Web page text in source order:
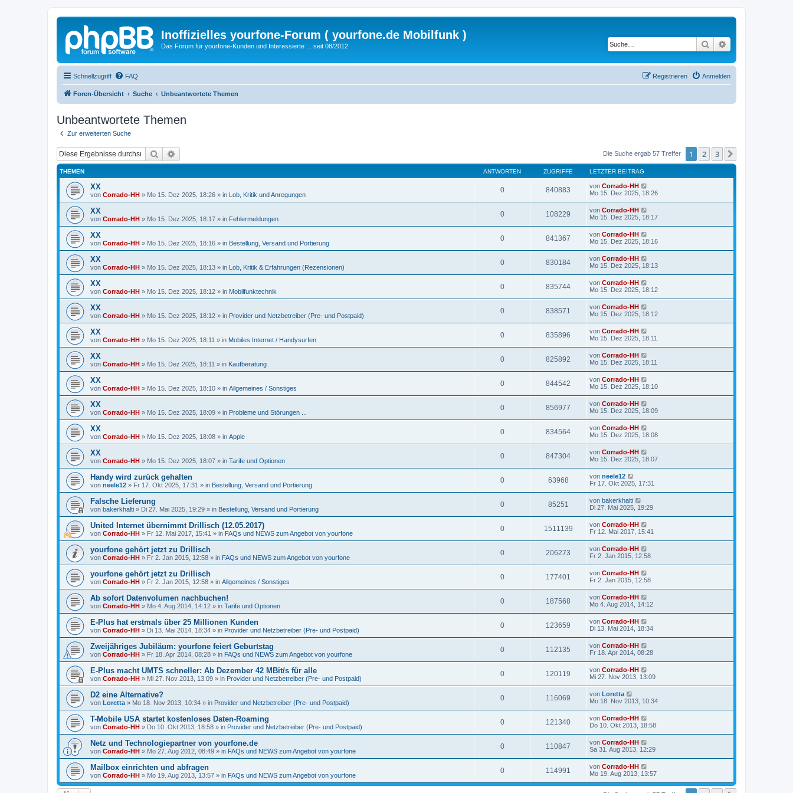
Inoffizielles yourfone-Forum ( yourfone.de Mobilfunk )
Das Forum für yourfone-Kunden und Interessierte ... seit 08/2012 Suche
Schnellzugriff FAQ Anmelden
Registrieren
Foren-Übersicht Suche Unbeantwortete Themen
Unbeantwortete Themen
Zur erweiterten Suche
Suche Die Suche ergab 57 Treffer 1 2 3
THEMEN ANTWORTEN ZUGRIFFE LETZTER BEITRAG
XX
von Corrado-HH » Mo 15. Dez 2025, 18:26 » in Lob, Kritik und Anregungen
0 840883 von Corrado-HH
Mo 15. Dez 2025, 18:26
XX
von Corrado-HH » Mo 15. Dez 2025, 18:17 » in Fehlermeldungen
0 108229 von Corrado-HH
Mo 15. Dez 2025, 18:17
XX
von Corrado-HH » Mo 15. Dez 2025, 18:16 » in Bestellung, Versand und Portierung
0 841367 von Corrado-HH
Mo 15. Dez 2025, 18:16
XX
von Corrado-HH » Mo 15. Dez 2025, 18:13 » in Lob, Kritik & Erfahrungen (Rezensionen)
0 830184 von Corrado-HH
Mo 15. Dez 2025, 18:13
XX
von Corrado-HH » Mo 15. Dez 2025, 18:12 » in Mobilfunktechnik
0 835744 von Corrado-HH
Mo 15. Dez 2025, 18:12
XX
von Corrado-HH » Mo 15. Dez 2025, 18:12 » in Provider und Netzbetreiber (Pre- und Postpaid)
0 838571 von Corrado-HH
Mo 15. Dez 2025, 18:12
XX
von Corrado-HH » Mo 15. Dez 2025, 18:11 » in Mobiles Internet / Handysurfen
0 835896 von Corrado-HH
Mo 15. Dez 2025, 18:11
XX
von Corrado-HH » Mo 15. Dez 2025, 18:11 » in Kaufberatung
0 825892 von Corrado-HH
Mo 15. Dez 2025, 18:11
XX
von Corrado-HH » Mo 15. Dez 2025, 18:10 » in Allgemeines / Sonstiges
0 844542 von Corrado-HH
Mo 15. Dez 2025, 18:10
XX
von Corrado-HH » Mo 15. Dez 2025, 18:09 » in Probleme und Störungen ...
0 856977 von Corrado-HH
Mo 15. Dez 2025, 18:09
XX
von Corrado-HH » Mo 15. Dez 2025, 18:08 » in Apple
0 834564 von Corrado-HH
Mo 15. Dez 2025, 18:08
XX
von Corrado-HH » Mo 15. Dez 2025, 18:07 » in Tarife und Optionen
0 847304 von Corrado-HH
Mo 15. Dez 2025, 18:07
Handy wird zurück gehalten
von neele12 » Fr 17. Okt 2025, 17:31 » in Bestellung, Versand und Portierung
0 63968 von neele12
Fr 17. Okt 2025, 17:31
Falsche Lieferung
von bakerkhalti » Di 27. Mai 2025, 19:29 » in Bestellung, Versand und Portierung
0 85251 von bakerkhalti
Di 27. Mai 2025, 19:29
United Internet übernimmt Drillisch (12.05.2017)
von Corrado-HH » Fr 12. Mai 2017, 15:41 » in FAQs und NEWS zum Angebot von yourfone
0 1511139 von Corrado-HH
Fr 12. Mai 2017, 15:41
yourfone gehört jetzt zu Drillisch
von Corrado-HH » Fr 2. Jan 2015, 12:58 » in FAQs und NEWS zum Angebot von yourfone
0 206273 von Corrado-HH
Fr 2. Jan 2015, 12:58
yourfone gehört jetzt zu Drillisch
von Corrado-HH » Fr 2. Jan 2015, 12:58 » in Allgemeines / Sonstiges
0 177401 von Corrado-HH
Fr 2. Jan 2015, 12:58
Ab sofort Datenvolumen nachbuchen!
von Corrado-HH » Mo 4. Aug 2014, 14:12 » in Tarife und Optionen
0 187568 von Corrado-HH
Mo 4. Aug 2014, 14:12
E-Plus hat erstmals über 25 Millionen Kunden
von Corrado-HH » Di 13. Mai 2014, 18:34 » in Provider und Netzbetreiber (Pre- und Postpaid)
0 123659 von Corrado-HH
Di 13. Mai 2014, 18:34
Zweijähriges Jubiläum: yourfone feiert Geburtstag
von Corrado-HH » Fr 18. Apr 2014, 08:28 » in FAQs und NEWS zum Angebot von yourfone
0 112135 von Corrado-HH
Fr 18. Apr 2014, 08:28
E-Plus macht UMTS schneller: Ab Dezember 42 MBit/s für alle
von Corrado-HH » Mi 27. Nov 2013, 13:09 » in Provider und Netzbetreiber (Pre- und Postpaid)
0 120119 von Corrado-HH
Mi 27. Nov 2013, 13:09
D2 eine Alternative?
von Loretta » Mo 18. Nov 2013, 10:34 » in Provider und Netzbetreiber (Pre- und Postpaid)
0 116069 von Loretta
Mo 18. Nov 2013, 10:34
T-Mobile USA startet kostenloses Daten-Roaming
von Corrado-HH » Do 10. Okt 2013, 18:58 » in Provider und Netzbetreiber (Pre- und Postpaid)
0 121340 von Corrado-HH
Do 10. Okt 2013, 18:58
Netz und Technologiepartner von yourfone.de
von Corrado-HH » Mo 27. Aug 2012, 08:49 » in FAQs und NEWS zum Angebot von yourfone
0 110847 von Corrado-HH
Sa 31. Aug 2013, 12:29
Mailbox einrichten und abfragen
von Corrado-HH » Mo 19. Aug 2013, 13:57 » in FAQs und NEWS zum Angebot von yourfone
0 114991 von Corrado-HH
Mo 19. Aug 2013, 13:57